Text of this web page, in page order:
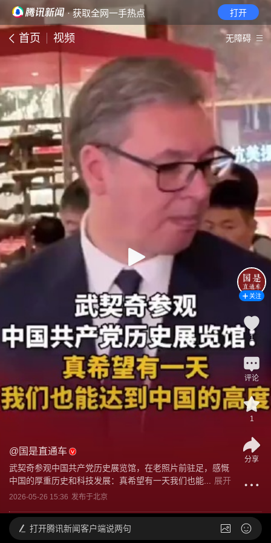
· 获取全网一手热点 打开
首页 视频 无障碍
@ 国是直通车
武契奇参观中国共产党历史展览馆，在老照片前驻足，感慨
中国的厚重历史和科技发展：真希望有一天我们也能...
展开
2026-05-26 15:36 发布于北京
关注
1
评论
1
分享
打开腾讯新闻客户端说两句